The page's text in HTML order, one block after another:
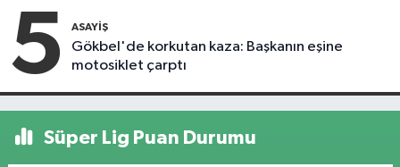
5 ASAYIŞ
Gökbel'de korkutan kaza: Başkanın eşine
motosiklet çarptı
Süper Lig Puan Durumu